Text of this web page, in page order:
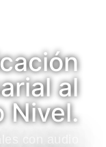
al
Nivel.
con audio